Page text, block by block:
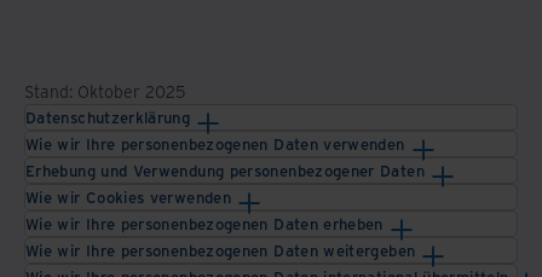
Stand: Oktober 2025
Datenschutzerklärung
Wie wir Ihre personenbezogenen Daten verwenden
Erhebung und Verwendung personenbezogener Daten
Wie wir Cookies verwenden
Wie wir Ihre personenbezogenen Daten erheben
Wie wir Ihre personenbezogenen Daten weitergeben